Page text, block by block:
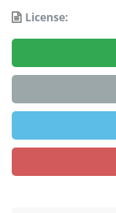
License: